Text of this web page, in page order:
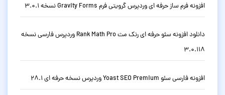
افزونه فرم ساز حرفه ای وردپرس گرویتی فرم Gravity Forms نسخه 3.0.1
دانلود افزونه سئو حرفه ای رنک مث Rank Math Pro وردپرس فارسی نسخه
3.0.118
افزونه فارسی سئو Yoast SEO Premium وردپرس نسخه حرفه ای 28.1